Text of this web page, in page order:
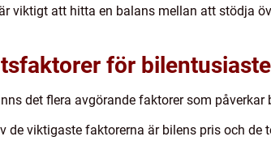
viktigt att hitta en balans mellan att stödja
för
det flera avgörande faktorer som
de viktigaste faktorerna är bilens pris och